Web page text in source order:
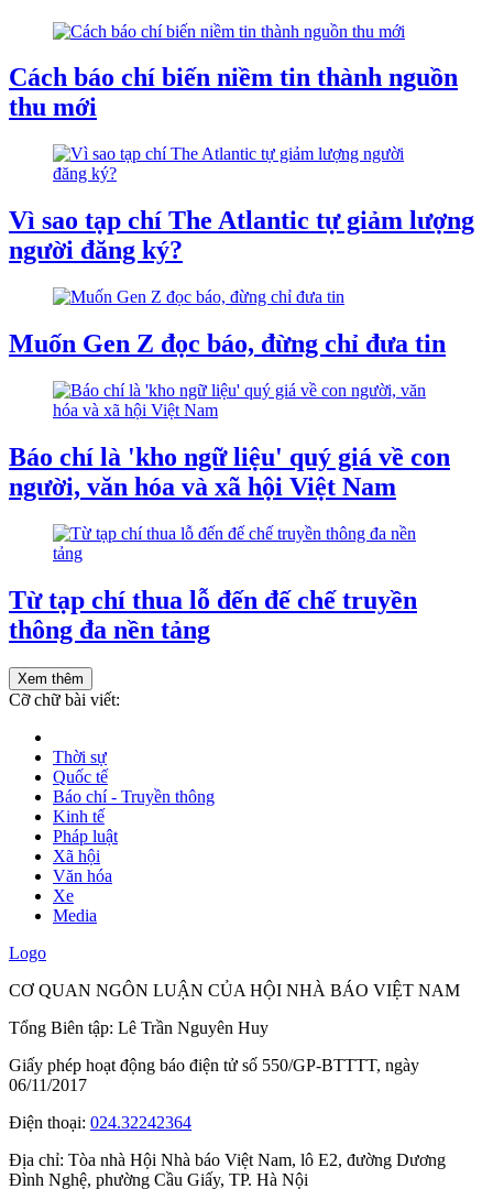
Cách báo chí biến niềm tin thành nguồn
thu mới
Vì sao tạp chí The Atlantic tự giảm lượng
người đăng ký?
Muốn Gen Z đọc báo, đừng chỉ đưa tin
Báo chí là 'kho ngữ liệu' quý giá về con
người, văn hóa và xã hội Việt Nam
Từ tạp chí thua lỗ đến đế chế truyền
thông đa nền tảng
Xem thêm
Cỡ chữ bài viết:
Thời sự
Quốc tế
Báo chí - Truyền thông
Kinh tế
Pháp luật
Xã hội
Văn hóa
Xe
Media
Logo
CƠ QUAN NGÔN LUẬN CỦA HỘI NHÀ BÁO VIỆT NAM
Tổng Biên tập: Lê Trần Nguyên Huy
Giấy phép hoạt động báo điện tử số 550/GP-BTTTT, ngày
06/11/2017
Điện thoại: 024.32242364
Địa chỉ: Tòa nhà Hội Nhà báo Việt Nam, lô E2, đường Dương
Đình Nghệ, phường Cầu Giấy, TP. Hà Nội